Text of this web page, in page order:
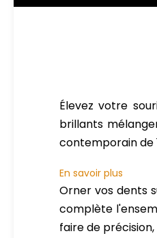
Élevez votre
brillants
contemporain de
En savoir plus
Orner vos dents
complète
faire de